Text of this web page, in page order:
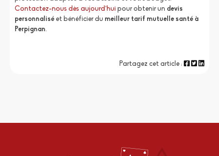
Contactez-nous dès aujourd’hui pour obtenir un devis
personnalisé et bénéficier du meilleur tarif mutuelle santé à
Perpignan.
Partagez cet article :